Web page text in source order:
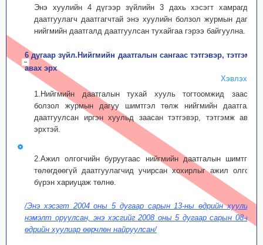
Энэ хуулийн 4 дүгээр зүйлийн 3 дахь хэсэгт хамрагдах
даатгуулагч даатгагчтай энэ хуулийн болзол журмын дагуу
нийгмийн даатгалд даатгуулсан тухайгаа гэрээ байгуулна.
6 дугаар зүйл.Нийгмийн даатгалын сангаас тэтгэвэр, тэтгэмж
авах эрх
Хэвлэх
1.Нийгмийн даатгалын тухай хууль тогтоомжид заасан
болзол журмын дагуу шимтгэл төлж нийгмийн даатгалд
даатгуулсан иргэн хуульд заасан тэтгэвэр, тэтгэмж авах
эрхтэй.
2.Ажил олгогчийн буруугаас нийгмийн даатгалын шимтгэл
төлөгдөөгүй даатгуулагчид учирсан хохирлыг ажил олгогч
бүрэн хариуцаж төлнө.
/Энэ хэсэгт 2004 оны 5 дугаар сарын 13-ны өдрийн хуулиар
нэмэлт оруулсан, энэ хэсгийг 2008 оны 5 дугаар сарын 08-ны
өдрийн хуулиар өөрчлөн найруулсан/